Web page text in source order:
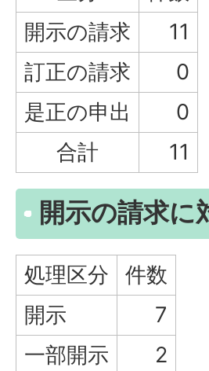
開示の請求
11
訂正の請求
0
是正の申出
0
合計
11
開示の請求に
処理区分
件数
開示
7
一部開示
2